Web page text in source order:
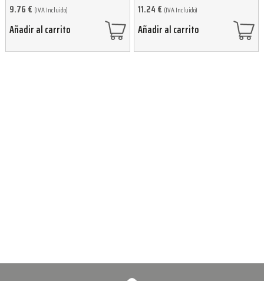
9.76 € (IVA Incluido)
Añadir al carrito
11.24 € (IVA Incluido)
Añadir al carrito